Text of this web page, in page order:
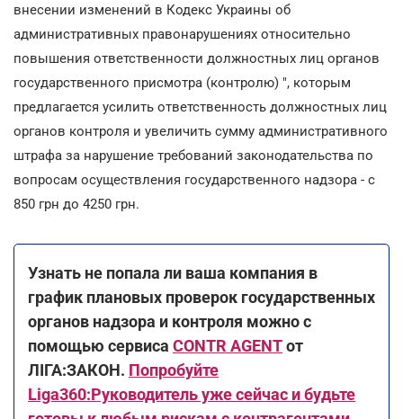
внесении изменений в Кодекс Украины об
административных правонарушениях относительно
повышения ответственности должностных лиц органов
государственного присмотра (контролю) ", которым
предлагается усилить ответственность должностных лиц
органов контроля и увеличить сумму административного
штрафа за нарушение требований законодательства по
вопросам осуществления государственного надзора - с
850 грн до 4250 грн.
Узнать не попала ли ваша компания в
график плановых проверок государственных
органов надзора и контроля можно с
помощью сервиса CONTR AGENTот
ЛІГА:ЗАКОН. Попробуйте
Liga360:Руководитель уже сейчас и будьте